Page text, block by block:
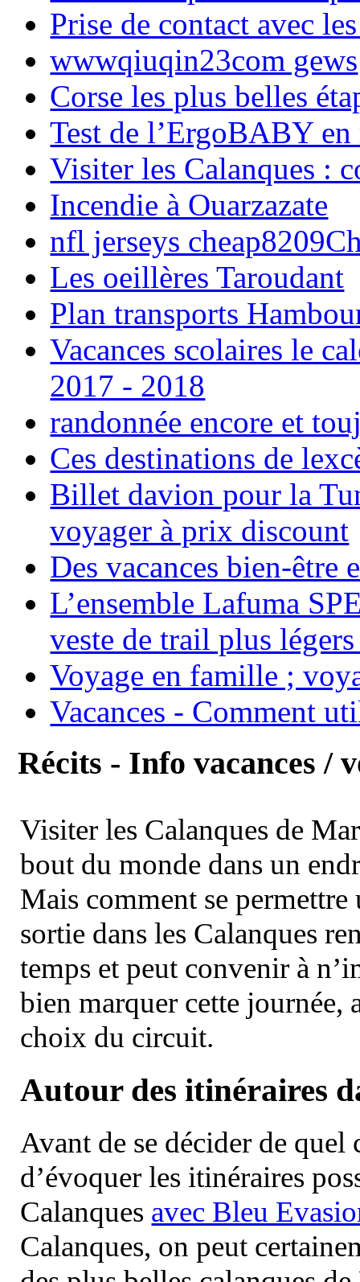
Prise de contact avec
wwwqiuqin23com gews
Corse les plus belles
Test de l’ErgoBABY en
Visiter les Calanques :
Incendie à Ouarzazate
nfl jerseys
Les oeillères Taroudant
Plan transports
Vacances scolaires le
2017 - 2018
randonnée encore et
Ces destinations de
Billet davion pour la
voyager à prix discount
Des vacances bien-être
L’ensemble Lafuma
veste de trail plus
Voyage en famille ;
Vacances - Comment
Récits - Info vacances /
Visiter les Calanques de
bout du monde dans un
Mais comment se permettre
sortie dans les Calanques
temps et peut convenir à
bien marquer cette journée,
choix du circuit.
Autour des itinéraires
Avant de se décider de
d’évoquer les itinéraires
Calanques avec Bleu
Calanques, on peut